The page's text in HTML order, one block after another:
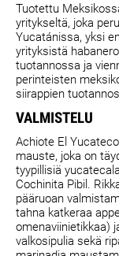
Tuotettu
yritykseltä, joka
Yucatánissa, yksi
yrityksistä
tuotannossa ja
perinteisten
siirappien
VALMISTELU
Achiote El
mauste, joka on
tyypillisiä
Cochinita Pibil.
pääruoan
tahna katkeraa
omenaviinietikkaa)
valkosipulia sekä